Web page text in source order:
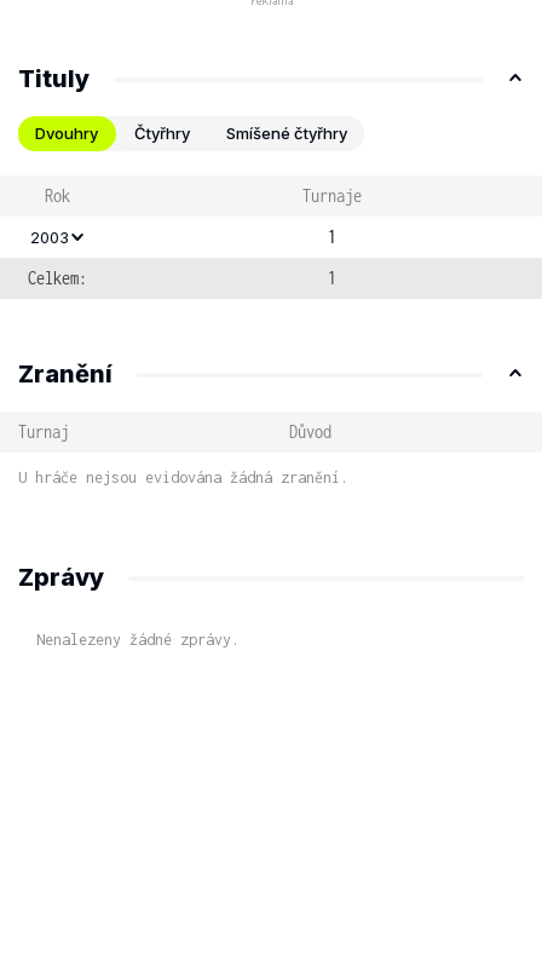
Tituly
Dvouhry Čtyřhry Smíšené čtyřhry
Rok Turnaje
2003
1
Celkem:
1
Zranění
Turnaj Důvod
U hráče nejsou evidována žádná zranění.
Zprávy
Nenalezeny žádné zprávy.